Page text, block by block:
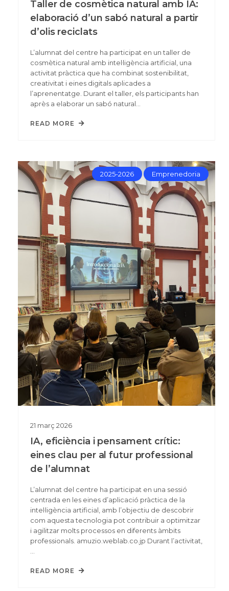
Taller de cosmètica natural amb IA:
elaboració d’un sabó natural a partir
d’olis reciclats
L’alumnat del centre ha participat en un taller de
cosmètica natural amb intel·ligència artificial, una
activitat pràctica que ha combinat sostenibilitat,
creativitat i eines digitals aplicades a
l’aprenentatge. Durant el taller, els participants han
après a elaborar un sabó natural…
READ MORE
2025-2026 Emprenedoria
21 març 2026
IA, eficiència i pensament crític:
eines clau per al futur professional
de l’alumnat
L’alumnat del centre ha participat en una sessió
centrada en les eines d’aplicació pràctica de la
intel·ligència artificial, amb l’objectiu de descobrir
com aquesta tecnologia pot contribuir a optimitzar
i agilitzar molts processos en diferents àmbits
professionals. amuzio.weblab.co.jp Durant l’activitat,
READ MORE